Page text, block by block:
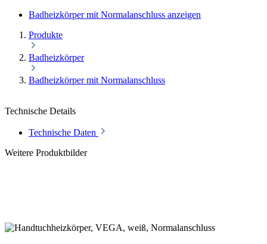
Badheizkörper mit Normalanschluss anzeigen
Produkte
Badheizkörper
Badheizkörper mit Normalanschluss
Technische Details
Technische Daten
Weitere Produktbilder